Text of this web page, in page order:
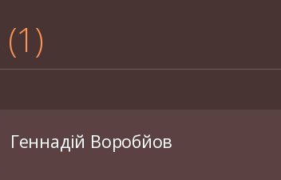
1
Геннадій Воробйов